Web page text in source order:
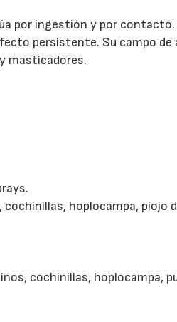
por ingestión y por
persistente. Su campo de
masticadores.
hoplocampa, piojo
cochinillas, hoplocampa,